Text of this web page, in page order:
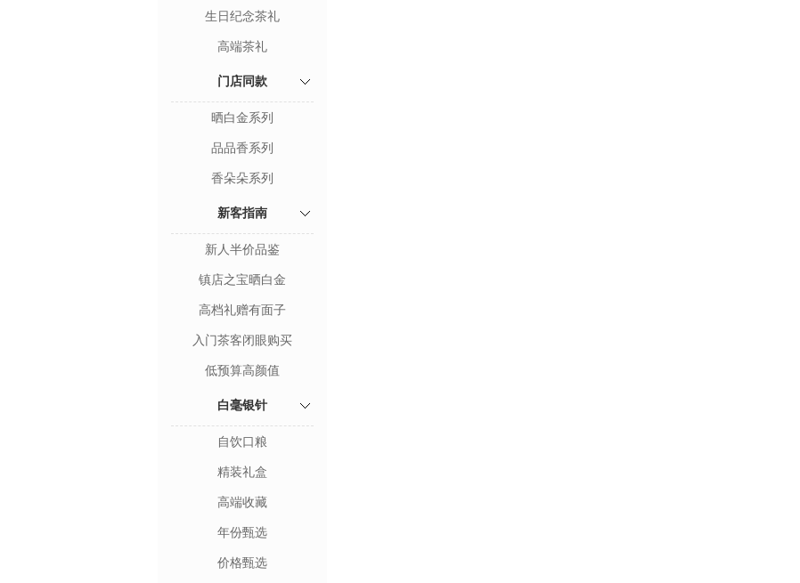
生日纪念茶礼
高端茶礼
门店同款
晒白金系列
品品香系列
香朵朵系列
新客指南
新人半价品鉴
镇店之宝晒白金
高档礼赠有面子
入门茶客闭眼购买
低预算高颜值
白毫银针
自饮口粮
精装礼盒
高端收藏
年份甄选
价格甄选